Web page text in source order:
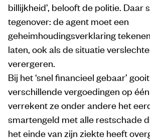
billijkheid’, belooft de politie. Daar
tegenover: de agent moet een
geheimhoudingsverklaring
laten, ook als de situatie
verergeren.
Bij het ‘snel financieel gebaar’
verschillende vergoedingen op
verrekent ze onder andere het
smartengeld met alle restschade
het einde van zijn ziekte heeft